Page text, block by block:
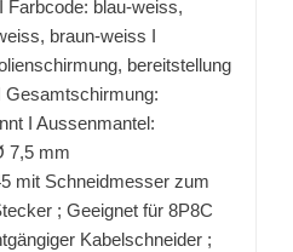
Farbcode: blau-weiss,
braun-weiss I
bereitstellung
Gesamtschirmung:
I Aussenmantel:
7,5 mm
mit Schneidmesser zum
; Geeignet für 8P8C
Kabelschneider ;